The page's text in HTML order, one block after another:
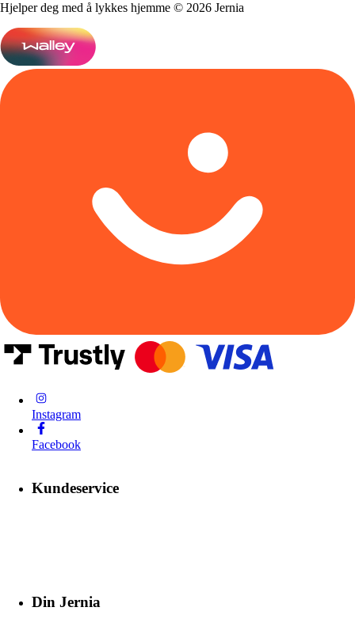
Hjelper deg med å lykkes hjemme © 2026 Jernia
Instagram
Facebook
Kundeservice
Din Jernia